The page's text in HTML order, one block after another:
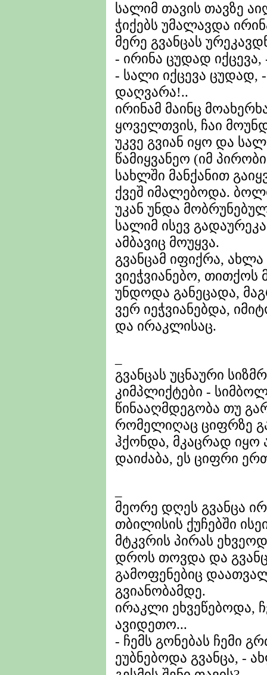
სალიმ თავის თავზე
ჭიქებს უმალავდა
მერე გვანცას
- ირინა ცუდად
- სალი იქცევა ცუდად,
დაღვარა!..
ირინამ მაინც
ყოველთვის, ჩაი
უკვე გვიან იყო და
წამიყვანეო (იმ
სახლში მანქანით
ქვეშ იმალებოდა.
უკან უნდა
სალიმ ისევ
ამბავიც მოუყვა.
გვანცამ იფიქრა,
ვიეჭვიანებო, თითქოს
უნდოდა განეცადა,
ვერ იეჭვიანებდა,
და ირაკლისაც.
გვანცას უცნაური
კიმპლიქტები -
წინააღმდეგობა თუ
რომელიღაც ციფრზე
ჰქონდა, მკაცრად იყო
დაიძაბა, ეს ციფრი
მეორე დღეს გვანცა
თბილისის ქუჩებში
მტკვრის პირას
დროს თოვდა და
გამოფენებიც
გვიანობამდე.
ირაკლი ეხვეწებოდა,
ავიდეთო...
- ჩემს გონებას ჩემი
ეუბნებოდა გვანცა, -